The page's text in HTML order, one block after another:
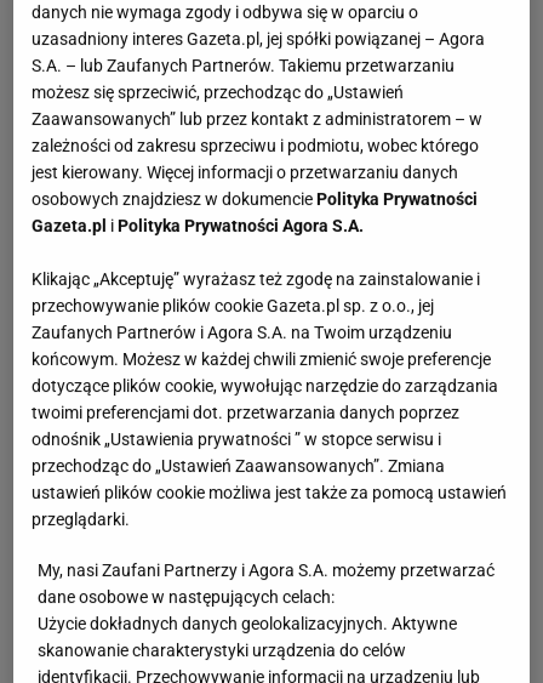
danych nie wymaga zgody i odbywa się w oparciu o
uzasadniony interes Gazeta.pl, jej spółki powiązanej – Agora
S.A. – lub Zaufanych Partnerów. Takiemu przetwarzaniu
możesz się sprzeciwić, przechodząc do „Ustawień
Zaawansowanych” lub przez kontakt z administratorem – w
zależności od zakresu sprzeciwu i podmiotu, wobec którego
jest kierowany. Więcej informacji o przetwarzaniu danych
osobowych znajdziesz w dokumenciePolityka Prywatności
Gazeta.pl iPolityka Prywatności Agora S.A.
Klikając „Akceptuję” wyrażasz też zgodę na zainstalowanie i
przechowywanie plików cookie Gazeta.pl sp. z o.o., jej
Zaufanych Partnerów i Agora S.A. na Twoim urządzeniu
końcowym. Możesz w każdej chwili zmienić swoje preferencje
dotyczące plików cookie, wywołując narzędzie do zarządzania
twoimi preferencjami dot. przetwarzania danych poprzez
odnośnik „Ustawienia prywatności ” w stopce serwisu i
przechodząc do „Ustawień Zaawansowanych”. Zmiana
ustawień plików cookie możliwa jest także za pomocą ustawień
przeglądarki.
My, nasi Zaufani Partnerzy i Agora S.A. możemy przetwarzać
dane osobowe w następujących celach:
Użycie dokładnych danych geolokalizacyjnych. Aktywne
skanowanie charakterystyki urządzenia do celów
identyfikacji. Przechowywanie informacji na urządzeniu lub